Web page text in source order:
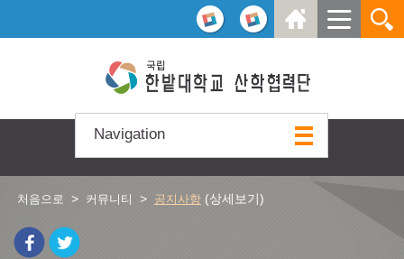
Navigation
처음으로 > 커뮤니티 > 공지사항 (상세보기)